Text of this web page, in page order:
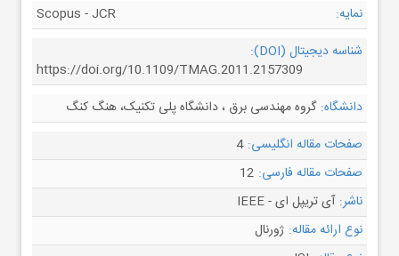
نمایه:
Scopus - JCR
شناسه دیجیتال (DOI):
https://doi.org/10.1109/TMAG.2011.2157309
دانشگاه: گروه مهندسی برق ، دانشگاه پلی تکنیک، هنگ کنگ
صفحات مقاله انگلیسی: 4
صفحات مقاله فارسی: 12
ناشر: آی تریپل ای - IEEE
نوع ارائه مقاله: ژورنال